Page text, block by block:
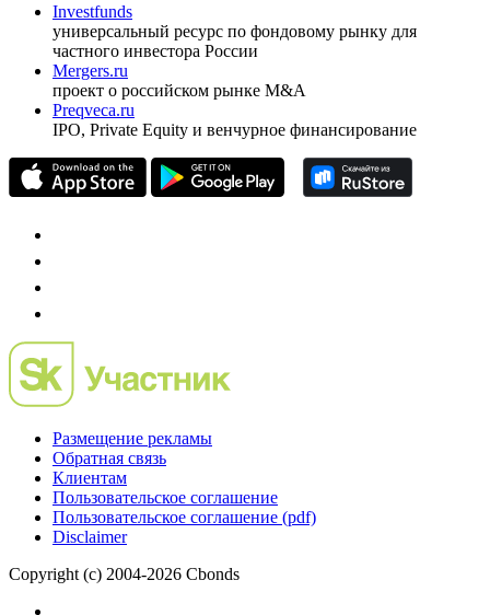
Investfunds
универсальный ресурс по фондовому рынку для
частного инвестора России
Mergers.ru
проект о российском рынке M&A
Preqveca.ru
IPO, Private Equity и венчурное финансирование
Размещение рекламы
Обратная связь
Клиентам
Пользовательское соглашение
Пользовательское соглашение (pdf)
Disclaimer
Copyright (c) 2004-2026 Cbonds